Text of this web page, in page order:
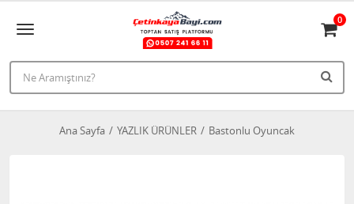
0
Ana Sayfa YAZLIK ÜRÜNLER Bastonlu Oyuncak